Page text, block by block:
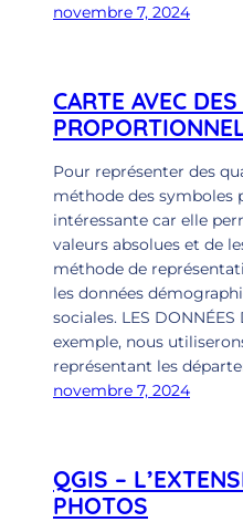
novembre 7, 2024
CARTE AVEC
Pour représenter des
méthode des symboles
intéressante car elle
valeurs absolues et de
méthode de
les données
sociales. LES
exemple, nous
représentant les
novembre 7, 2024
QGIS –
PHOTOS